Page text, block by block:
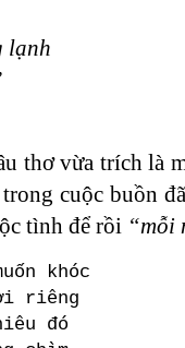
lạnh
thơ vừa trích là
cuộc buồn
tình để rồi “mỗi
khóc
riêng
đó